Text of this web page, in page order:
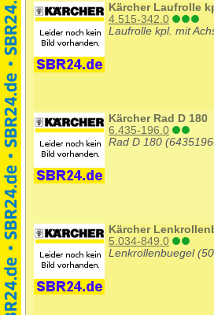
Kärcher Laufrolle
4.515-342.0
Laufrolle kpl. mit
Kärcher Rad D 180
6.435-196.0
Rad D 180
Kärcher
5.034-849.0
Lenkrollenbuegel